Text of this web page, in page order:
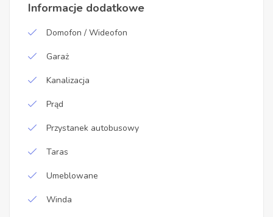
Informacje dodatkowe
Domofon / Wideofon
Garaż
Kanalizacja
Prąd
Przystanek autobusowy
Taras
Umeblowane
Winda